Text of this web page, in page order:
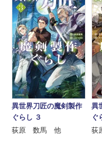
異世界刀匠の魔剣製作
ぐらし ３
荻原 数馬 他
異
ぐ
荻